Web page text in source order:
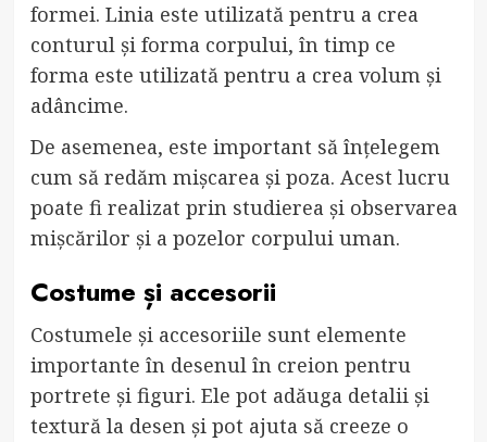
formei. Linia este utilizată pentru a crea
conturul și forma corpului, în timp ce
forma este utilizată pentru a crea volum și
adâncime.
De asemenea, este important să înțelegem
cum să redăm mișcarea și poza. Acest lucru
poate fi realizat prin studierea și observarea
mișcărilor și a pozelor corpului uman.
Costume și accesorii
Costumele și accesoriile sunt elemente
importante în desenul în creion pentru
portrete și figuri. Ele pot adăuga detalii și
textură la desen și pot ajuta să creeze o